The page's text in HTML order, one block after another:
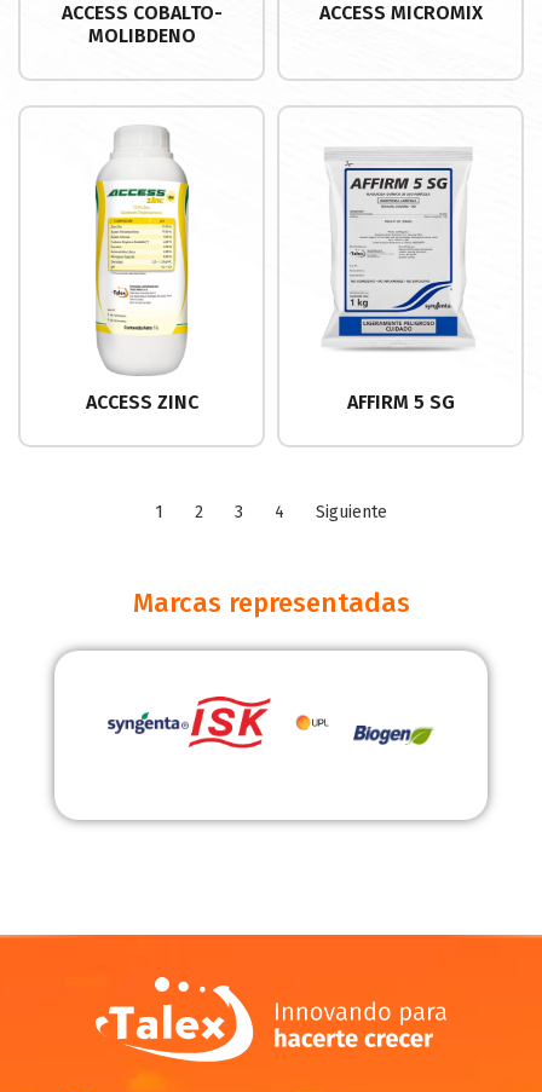
ACCESS COBALTO-
MOLIBDENO
ACCESS MICROMIX
ACCESS ZINC AFFIRM 5 SG
1 2 3 4 Siguiente
Marcas representadas